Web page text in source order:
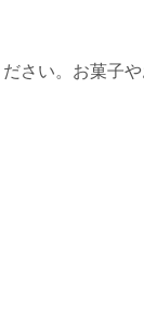
さい。お菓子